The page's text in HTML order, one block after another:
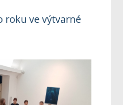
roku ve výtvarné